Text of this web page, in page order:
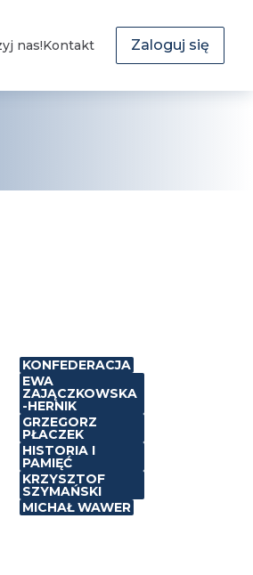
nas!Kontakt Zaloguj się
KONFEDERACJA
EWA
ZAJĄCZKOWSKA
-HERNIK
GRZEGORZ
PŁACZEK
HISTORIA I
PAMIĘĆ
KRZYSZTOF
SZYMAŃSKI
MICHAŁ WAWER